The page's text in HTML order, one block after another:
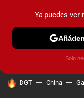
PRUEBAS COCHES
HOY SE HABLA DE
DGT China
Ya puedes ver
Solo